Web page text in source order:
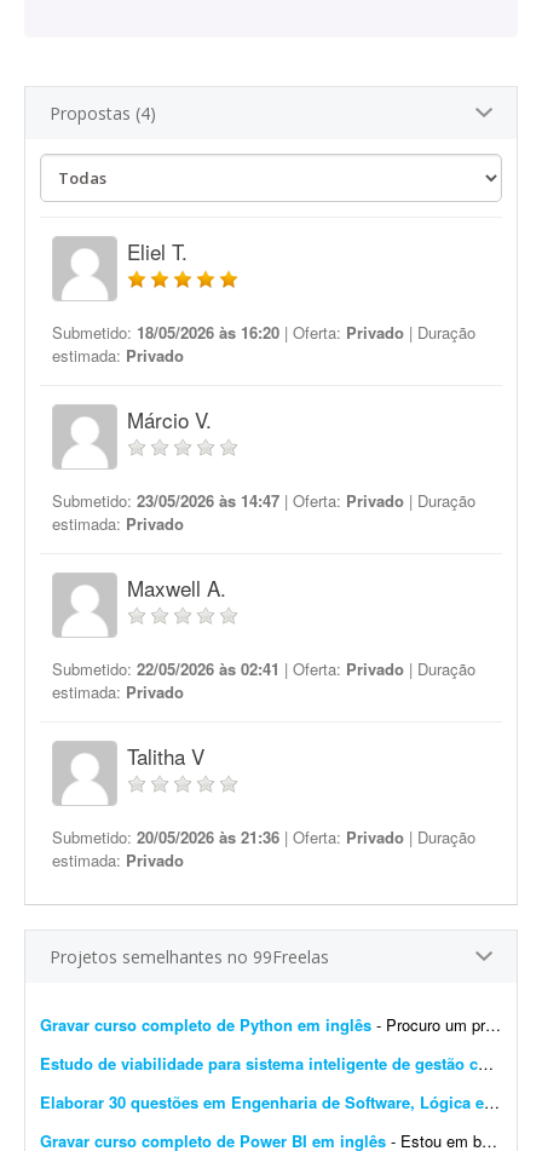
Propostas (4)
Eliel T.
Submetido: 18/05/2026 às 16:20 | Oferta: Privado | Duração
estimada: Privado
Márcio V.
Submetido: 23/05/2026 às 14:47 | Oferta: Privado | Duração
estimada: Privado
Maxwell A.
Submetido: 22/05/2026 às 02:41 | Oferta: Privado | Duração
estimada: Privado
Talitha V
Submetido: 20/05/2026 às 21:36 | Oferta: Privado | Duração
estimada: Privado
Projetos semelhantes no 99Freelas
Gravar curso completo de Python em inglês - Procuro um professor para gravar um curso completo de Python, do básico ao avançado, totalmente em inglês, com duração mínima de 10 horas. Requisitos: - Ex...
Estudo de viabilidade para sistema inteligente de gestão condominial
Elaborar 30 questões em Engenharia de Software, Lógica e IA
Gravar curso completo de Power BI em inglês - Estou em busca de um professor especialista em Power BI, com excelente fluência em inglês, para gravar um curso completo, do básico ao avançado, sobre o tema. Detalhes: -...